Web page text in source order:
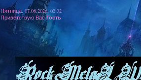
Пятница, 07.08.2026, 02:32
Приветствую Вас Гость